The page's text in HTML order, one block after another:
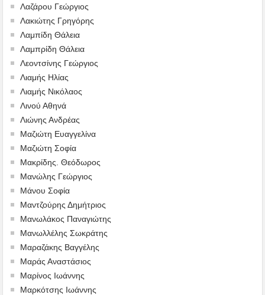
Λαζάρου Γεώργιος
Λακιώτης Γρηγόρης
Λαμπίδη Θάλεια
Λαμπρίδη Θάλεια
Λεοντσίνης Γεώργιος
Λιαμής Ηλίας
Λιαμής Νικόλαος
Λινού Αθηνά
Λιώνης Ανδρέας
Μαζιώτη Ευαγγελίνα
Μαζιώτη Σοφία
Μακρίδης. Θεόδωρος
Μανώλης Γεώργιος
Μάνου Σοφία
Μαντζούρης Δημήτριος
Μανωλάκος Παναγιώτης
Μανωλλέλης Σωκράτης
Μαραζάκης Βαγγέλης
Μαράς Αναστάσιος
Μαρίνος Ιωάννης
Μαρκότσης Ιωάννης